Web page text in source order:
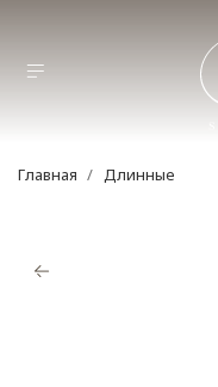
Главная Длинные